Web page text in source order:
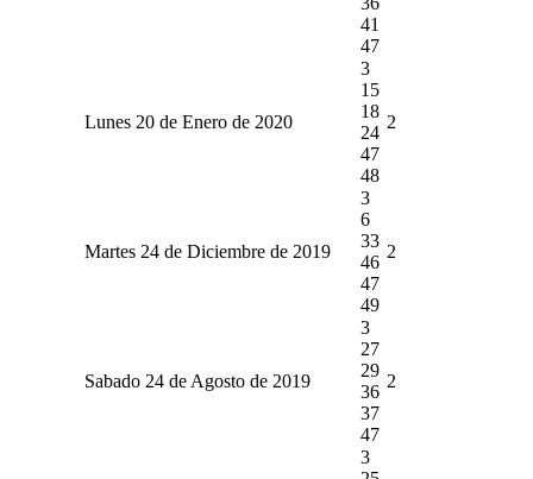
41
47
Lunes 20 de Enero de 2020
3
15
18
24
47
48
2
Martes 24 de Diciembre de 2019
3
6
33
46
47
49
2
Sabado 24 de Agosto de 2019
3
27
29
36
37
47
2
3